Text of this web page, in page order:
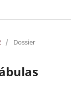
/ Dossier